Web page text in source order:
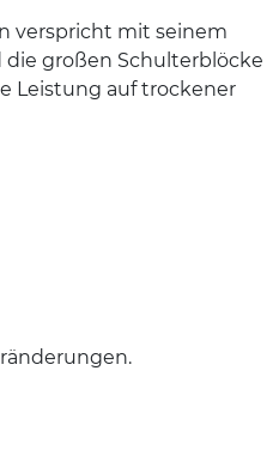
verspricht mit seinem
großen Schulterblöcke
Leistung auf trockener